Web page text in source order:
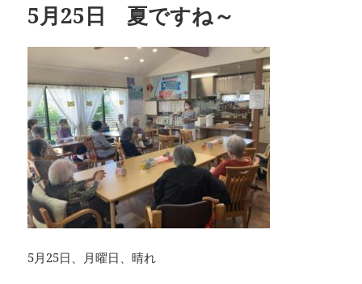
5月25日 夏ですね～
5月25日、月曜日、晴れ